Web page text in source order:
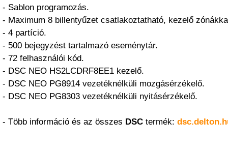
- Sablon programozás.
- Maximum 8 billentyűzet csatlakoztatható, kezelő
- 4 partíció.
- 500 bejegyzést tartalmazó eseménytár.
- 72 felhasználói kód.
- DSC NEO HS2LCDRF8EE1 kezelő.
- DSC NEO PG8914 vezetéknélküli mozgásérzékelő.
- DSC NEO PG8303 vezetéknélküli nyitásérzékelő.
- Több információ és az összes DSC termék: